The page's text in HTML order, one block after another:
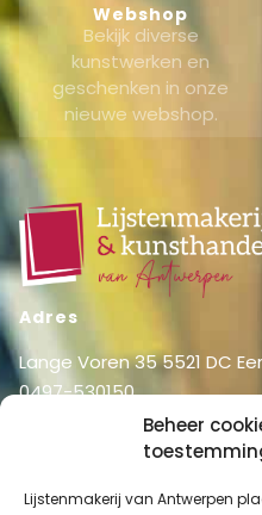
Beheer
Lijstenmakerij van Antwerpen
Webshop
Bekijk diverse
kunstwerken en
geschenken in onze
nieuwe webshop.
Adres
Lange Voren 35 5521 DC
0497-530150
info@lijstenmakerij